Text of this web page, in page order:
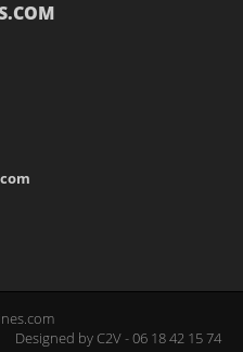
Designed by C2V - 06 18 42 15 74